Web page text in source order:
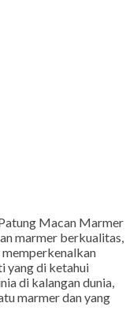
Macan Marmer
marmer berkualitas,
memperkenalkan
yang di ketahui
di kalangan dunia,
marmer dan yang